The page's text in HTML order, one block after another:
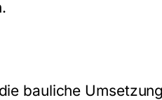
bauliche